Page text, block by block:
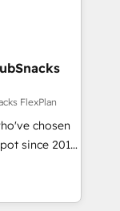
+ HubSpot
modules,
and
bright
we
us
FlexPlan
chosen
since 2014
value...
existing